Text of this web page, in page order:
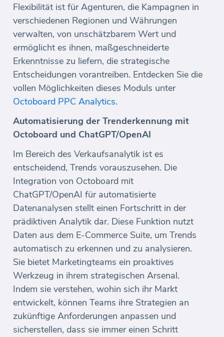
Flexibilität ist für Agenturen, die Kampagnen in
verschiedenen Regionen und Währungen
verwalten, von unschätzbarem Wert und
ermöglicht es ihnen, maßgeschneiderte
Erkenntnisse zu liefern, die strategische
Entscheidungen vorantreiben. Entdecken Sie die
vollen Möglichkeiten dieses Moduls unter
Octoboard PPC Analytics.
Automatisierung der Trenderkennung mit
Octoboard und ChatGPT/OpenAI
Im Bereich des Verkaufsanalytik ist es
entscheidend, Trends vorauszusehen. Die
Integration von Octoboard mit
ChatGPT/OpenAI für automatisierte
Datenanalysen stellt einen Fortschritt in der
prädiktiven Analytik dar. Diese Funktion nutzt
Daten aus dem E-Commerce Suite, um Trends
automatisch zu erkennen und zu analysieren.
Sie bietet Marketingteams ein proaktives
Werkzeug in ihrem strategischen Arsenal.
Indem sie verstehen, wohin sich ihr Markt
entwickelt, können Teams ihre Strategien an
zukünftige Anforderungen anpassen und
sicherstellen, dass sie immer einen Schritt